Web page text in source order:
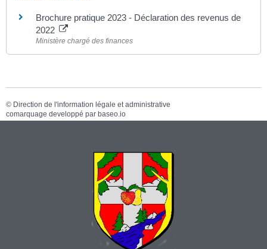
Brochure pratique 2023 - Déclaration des revenus de
2022
Ministère chargé des finances
© Direction de l'information légale et administrative
comarquage developpé par baseo.io